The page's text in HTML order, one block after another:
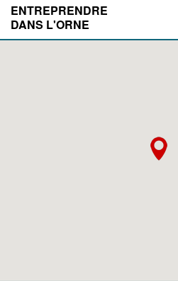
ENTREPRENDRE
DANS L'ORNE